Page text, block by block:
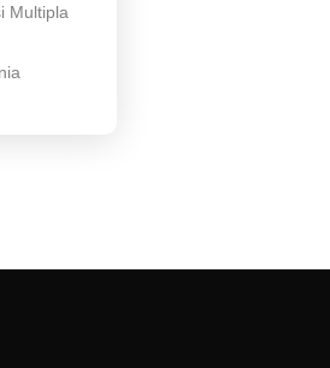
Multipla